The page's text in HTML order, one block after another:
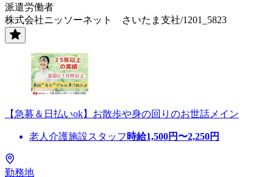
派遣労働者
株式会社ニッソーネット さいたま支社/1201_5823
【急募＆日払いok】お散歩や身の回りのお世話メイン
老人介護施設スタッフ 時給1,500円〜2,250円
勤務地